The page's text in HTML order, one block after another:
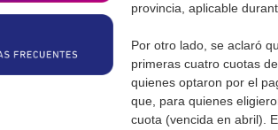
provincia, aplicable
Por otro lado, se aclaró
primeras cuatro cuotas
quienes optaron por el
que, para quienes
cuota (vencida en abril).